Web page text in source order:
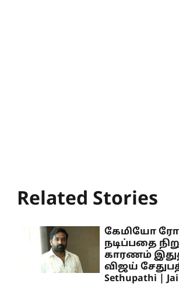
Related Stories
கேமியோ
நடிப்பதை
காரணம்
விஜய்
Sethupathi |